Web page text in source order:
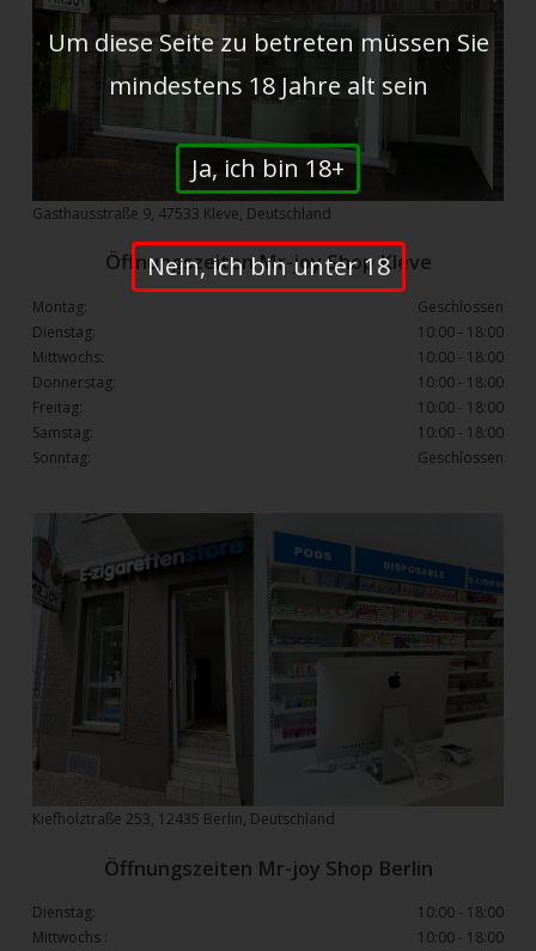
Gasthausstraße 9, 47533 Kleve, Deutschland
Kiefholztraße 253, 12435 Berlin, Deutschland
Öffnungszeiten Mr-joy Shop Kleve
Montag:
Geschlossen
Dienstag:
10:00 - 18:00
Mittwochs:
10:00 - 18:00
Donnerstag:
10:00 - 18:00
Freitag:
10:00 - 18:00
Samstag:
10:00 - 18:00
Sonntag:
Geschlossen
Öffnungszeiten Mr-joy Shop Berlin
Dienstag:
10:00 - 18:00
Mittwochs :
10:00 - 18:00
Um diese Seite zu betreten müssen Sie
mindestens 18 Jahre alt sein
Ja, ich bin 18+
Nein, ich bin unter 18